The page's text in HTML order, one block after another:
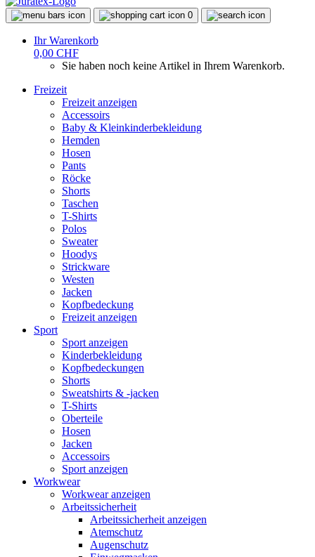
0
Ihr Warenkorb
0,00 CHF
Sie haben noch keine Artikel in Ihrem Warenkorb.
Freizeit
Freizeit anzeigen
Accessoirs
Baby & Kleinkinderbekleidung
Hemden
Hosen
Pants
Röcke
Shorts
Taschen
T-Shirts
Polos
Sweater
Hoodys
Strickware
Westen
Jacken
Kopfbedeckung
Freizeit anzeigen
Sport
Sport anzeigen
Kinderbekleidung
Kopfbedeckungen
Shorts
Sweatshirts & -jacken
T-Shirts
Oberteile
Hosen
Jacken
Accessoirs
Sport anzeigen
Workwear
Workwear anzeigen
Arbeitssicherheit
Arbeitssicherheit anzeigen
Atemschutz
Augenschutz